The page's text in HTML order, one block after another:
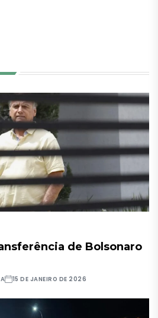
de Bolsonaro
15 DE JANEIRO DE 2026